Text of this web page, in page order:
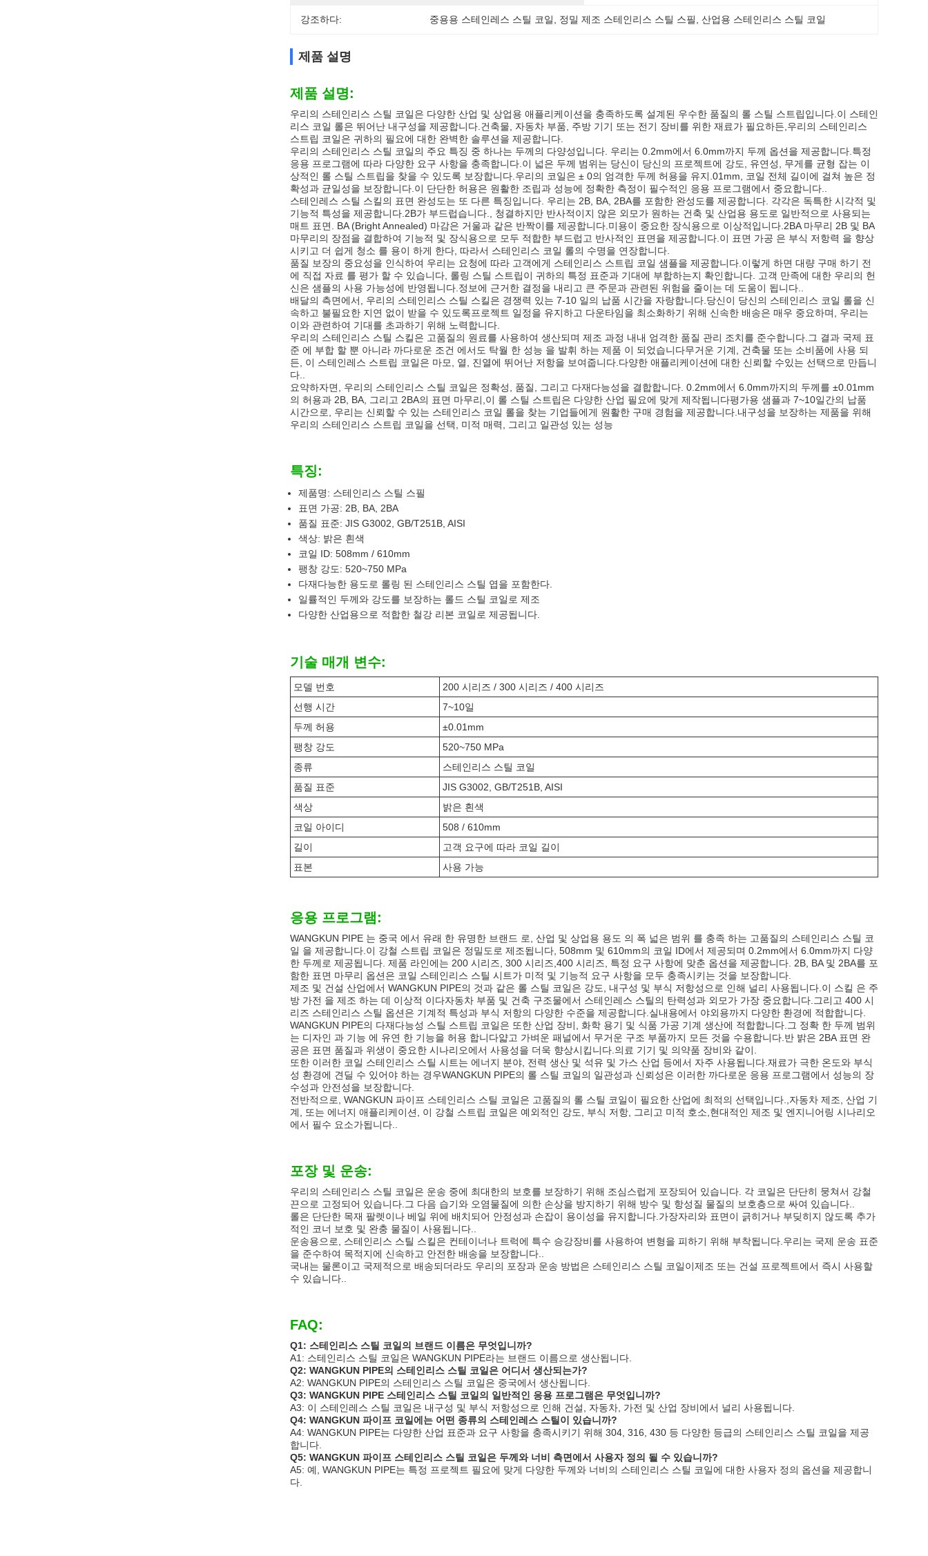
강조하다: 중용용 스테인레스 스틸 코일 정밀 제조 스테인리스 스틸 스필 , 산업용 스테인리스 스틸 코일
제품 설명
제품 설명:
우리의 스테인리스 스틸 코일은 다양한 산업 및 상업용 애플리케이션을 충족하도록 설계된 우수한 품질의 롤 스틸 스트립입니다.이 스테인
리스 코일 롤은 뛰어난 내구성을 제공합니다.건축물, 자동차 부품, 주방 기기 또는 전기 장비를 위한 재료가 필요하든,우리의 스테인리스
스트립 코일은 귀하의 필요에 대한 완벽한 솔루션을 제공합니다.
우리의 스테인리스 스틸 코일의 주요 특징 중 하나는 두께의 다양성입니다. 우리는 0.2mm에서 6.0mm까지 두께 옵션을 제공합니다.특정
응용 프로그램에 따라 다양한 요구 사항을 충족합니다.이 넓은 두께 범위는 당신이 당신의 프로젝트에 강도, 유연성, 무게를 균형 잡는 이
상적인 롤 스틸 스트립을 찾을 수 있도록 보장합니다.우리의 코일은 ± 0의 엄격한 두께 허용을 유지.01mm, 코일 전체 길이에 걸쳐 높은 정
확성과 균일성을 보장합니다.이 단단한 허용은 원활한 조립과 성능에 정확한 측정이 필수적인 응용 프로그램에서 중요합니다..
스테인레스 스틸 스킬의 표면 완성도는 또 다른 특징입니다. 우리는 2B, BA, 2BA를 포함한 완성도를 제공합니다. 각각은 독특한 시각적 및
기능적 특성을 제공합니다.2B가 부드럽습니다., 청결하지만 반사적이지 않은 외모가 원하는 건축 및 산업용 용도로 일반적으로 사용되는
매트 표면. BA (Bright Annealed) 마감은 거울과 같은 반짝이를 제공합니다.미용이 중요한 장식용으로 이상적입니다.2BA 마무리 2B 및 BA
마무리의 장점을 결합하여 기능적 및 장식용으로 모두 적합한 부드럽고 반사적인 표면을 제공합니다.이 표면 가공 은 부식 저항력 을 향상
시키고 더 쉽게 청소 를 용이 하게 한다, 따라서 스테인리스 코일 롤의 수명을 연장합니다.
품질 보장의 중요성을 인식하여 우리는 요청에 따라 고객에게 스테인리스 스트립 코일 샘플을 제공합니다.이렇게 하면 대량 구매 하기 전
에 직접 자료 를 평가 할 수 있습니다, 롤링 스틸 스트립이 귀하의 특정 표준과 기대에 부합하는지 확인합니다. 고객 만족에 대한 우리의 헌
신은 샘플의 사용 가능성에 반영됩니다.정보에 근거한 결정을 내리고 큰 주문과 관련된 위험을 줄이는 데 도움이 됩니다..
배달의 측면에서, 우리의 스테인리스 스틸 스킬은 경쟁력 있는 7-10 일의 납품 시간을 자랑합니다.당신이 당신의 스테인리스 코일 롤을 신
속하고 불필요한 지연 없이 받을 수 있도록프로젝트 일정을 유지하고 다운타임을 최소화하기 위해 신속한 배송은 매우 중요하며, 우리는
이와 관련하여 기대를 초과하기 위해 노력합니다.
우리의 스테인리스 스틸 스킬은 고품질의 원료를 사용하여 생산되며 제조 과정 내내 엄격한 품질 관리 조치를 준수합니다.그 결과 국제 표
준 에 부합 할 뿐 아니라 까다로운 조건 에서도 탁월 한 성능 을 발휘 하는 제품 이 되었습니다무거운 기계, 건축물 또는 소비품에 사용 되
든, 이 스테인레스 스트립 코일은 마모, 열, 진열에 뛰어난 저항을 보여줍니다.다양한 애플리케이션에 대한 신뢰할 수있는 선택으로 만듭니
다..
요약하자면, 우리의 스테인리스 스틸 코일은 정확성, 품질, 그리고 다재다능성을 결합합니다. 0.2mm에서 6.0mm까지의 두께를 ±0.01mm
의 허용과 2B, BA, 그리고 2BA의 표면 마무리,이 롤 스틸 스트립은 다양한 산업 필요에 맞게 제작됩니다평가용 샘플과 7~10일간의 납품
시간으로, 우리는 신뢰할 수 있는 스테인리스 코일 롤을 찾는 기업들에게 원활한 구매 경험을 제공합니다.내구성을 보장하는 제품을 위해
우리의 스테인리스 스트립 코일을 선택, 미적 매력, 그리고 일관성 있는 성능
특징:
제품명: 스테인리스 스틸 스필
표면 가공: 2B, BA, 2BA
품질 표준: JIS G3002, GB/T251B, AISI
색상: 밝은 흰색
코일 ID: 508mm / 610mm
팽창 강도: 520~750 MPa
다재다능한 용도로 롤링 된 스테인리스 스틸 엽을 포함한다.
일률적인 두께와 강도를 보장하는 롤드 스틸 코일로 제조
다양한 산업용으로 적합한 철강 리본 코일로 제공됩니다.
기술 매개 변수:
모델 번호
200 시리즈 / 300 시리즈 / 400 시리즈
선행 시간
7~10일
두께 허용
±0.01mm
팽창 강도
520~750 MPa
종류
스테인리스 스틸 코일
품질 표준
JIS G3002, GB/T251B, AISI
색상
밝은 흰색
코일 아이디
508 / 610mm
길이
고객 요구에 따라 코일 길이
표본
사용 가능
응용 프로그램:
WANGKUN PIPE 는 중국 에서 유래 한 유명한 브랜드 로, 산업 및 상업용 용도 의 폭 넓은 범위 를 충족 하는 고품질의 스테인리스 스틸 코
일 을 제공합니다.이 강철 스트립 코일은 정밀도로 제조됩니다, 508mm 및 610mm의 코일 ID에서 제공되며 0.2mm에서 6.0mm까지 다양
한 두께로 제공됩니다. 제품 라인에는 200 시리즈, 300 시리즈,400 시리즈, 특정 요구 사항에 맞춘 옵션을 제공합니다. 2B, BA 및 2BA를 포
함한 표면 마무리 옵션은 코일 스테인리스 스틸 시트가 미적 및 기능적 요구 사항을 모두 충족시키는 것을 보장합니다.
제조 및 건설 산업에서 WANGKUN PIPE의 것과 같은 롤 스틸 코일은 강도, 내구성 및 부식 저항성으로 인해 널리 사용됩니다.이 스킬 은 주
방 가전 을 제조 하는 데 이상적 이다자동차 부품 및 건축 구조물에서 스테인레스 스틸의 탄력성과 외모가 가장 중요합니다.그리고 400 시
리즈 스테인리스 스틸 옵션은 기계적 특성과 부식 저항의 다양한 수준을 제공합니다.실내용에서 야외용까지 다양한 환경에 적합합니다.
WANGKUN PIPE의 다재다능성 스틸 스트립 코일은 또한 산업 장비, 화학 용기 및 식품 가공 기계 생산에 적합합니다.그 정확 한 두께 범위
는 디자인 과 기능 에 유연 한 기능을 허용 합니다얇고 가벼운 패널에서 무거운 구조 부품까지 모든 것을 수용합니다.반 밝은 2BA 표면 완
공은 표면 품질과 위생이 중요한 시나리오에서 사용성을 더욱 향상시킵니다.의료 기기 및 의약품 장비와 같이.
또한 이러한 코일 스테인리스 스틸 시트는 에너지 분야, 전력 생산 및 석유 및 가스 산업 등에서 자주 사용됩니다.재료가 극한 온도와 부식
성 환경에 견딜 수 있어야 하는 경우WANGKUN PIPE의 롤 스틸 코일의 일관성과 신뢰성은 이러한 까다로운 응용 프로그램에서 성능의 장
수성과 안전성을 보장합니다.
전반적으로, WANGKUN 파이프 스테인리스 스틸 코일은 고품질의 롤 스틸 코일이 필요한 산업에 최적의 선택입니다.,자동차 제조, 산업 기
계, 또는 에너지 애플리케이션, 이 강철 스트립 코일은 예외적인 강도, 부식 저항, 그리고 미적 호소,현대적인 제조 및 엔지니어링 시나리오
에서 필수 요소가됩니다..
포장 및 운송:
우리의 스테인리스 스틸 코일은 운송 중에 최대한의 보호를 보장하기 위해 조심스럽게 포장되어 있습니다. 각 코일은 단단히 뭉쳐서 강철
끈으로 고정되어 있습니다.그 다음 습기와 오염물질에 의한 손상을 방지하기 위해 방수 및 항성질 물질의 보호층으로 싸여 있습니다..
롤은 단단한 목재 팔렛이나 베일 위에 배치되어 안정성과 손잡이 용이성을 유지합니다.가장자리와 표면이 긁히거나 부딪히지 않도록 추가
적인 코너 보호 및 완충 물질이 사용됩니다..
운송용으로, 스테인리스 스틸 스킬은 컨테이너나 트럭에 특수 승강장비를 사용하여 변형을 피하기 위해 부착됩니다.우리는 국제 운송 표준
을 준수하여 목적지에 신속하고 안전한 배송을 보장합니다..
국내는 물론이고 국제적으로 배송되더라도 우리의 포장과 운송 방법은 스테인리스 스틸 코일이제조 또는 건설 프로젝트에서 즉시 사용할
수 있습니다..
FAQ:
Q1: 스테인리스 스틸 코일의 브랜드 이름은 무엇입니까?
A1: 스테인리스 스틸 코일은 WANGKUN PIPE라는 브랜드 이름으로 생산됩니다.
Q2: WANGKUN PIPE의 스테인리스 스틸 코일은 어디서 생산되는가?
A2: WANGKUN PIPE의 스테인리스 스틸 코일은 중국에서 생산됩니다.
Q3: WANGKUN PIPE 스테인리스 스틸 코일의 일반적인 응용 프로그램은 무엇입니까?
A3: 이 스테인레스 스틸 코일은 내구성 및 부식 저항성으로 인해 건설, 자동차, 가전 및 산업 장비에서 널리 사용됩니다.
Q4: WANGKUN 파이프 코일에는 어떤 종류의 스테인레스 스틸이 있습니까?
A4: WANGKUN PIPE는 다양한 산업 표준과 요구 사항을 충족시키기 위해 304, 316, 430 등 다양한 등급의 스테인리스 스틸 코일을 제공
합니다.
Q5: WANGKUN 파이프 스테인리스 스틸 코일은 두께와 너비 측면에서 사용자 정의 될 수 있습니까?
A5: 예, WANGKUN PIPE는 특정 프로젝트 필요에 맞게 다양한 두께와 너비의 스테인리스 스틸 코일에 대한 사용자 정의 옵션을 제공합니
다.